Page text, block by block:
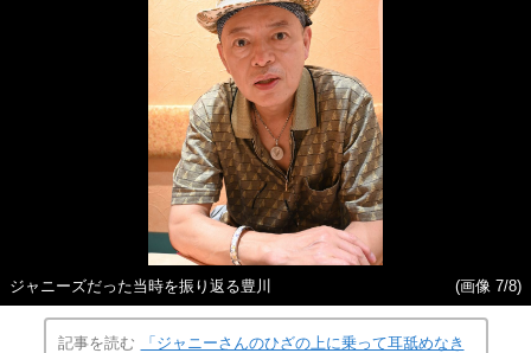
ジャニーズだった当時を振り返る豊川 (画像 7/8)
記事を読む
「ジャニーさんのひざの上に乗って耳舐めなき